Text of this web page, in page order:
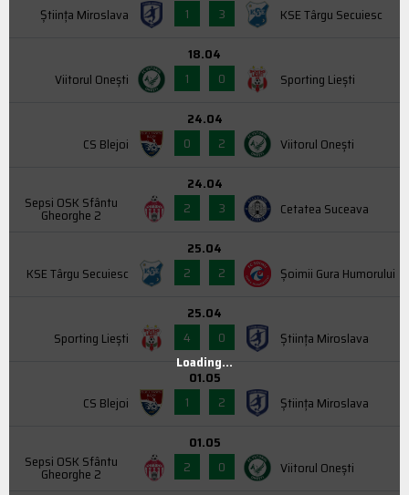
Știința Miroslava
1
3 KSE Târgu Secuiesc
Viitorul Onești
18.04
1
0 Sporting Liești
CS Blejoi
24.04
0
2 Viitorul Onești
Sepsi OSK Sfântu
Gheorghe 2
24.04
2
3 Cetatea Suceava
KSE Târgu Secuiesc
25.04
2
2 Şoimii Gura Humorului
Sporting Liești
25.04
4
0 Știința Miroslava
CS Blejoi
01.05
1
2 Știința Miroslava
Sepsi OSK Sfântu
Gheorghe 2
01.05
2
0 Viitorul Onești
Loading...